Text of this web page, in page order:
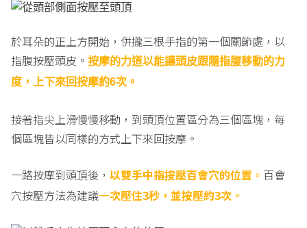
於耳朵的正上方開始，併攏三根手指的第一個關節處，以
指腹按壓頭皮。按摩的力道以能讓頭皮跟隨指腹移動的力
度，上下來回按摩約6次。
接著指尖上滑慢慢移動，到頭頂位置區分為三個區塊，每
個區塊皆以同樣的方式上下來回按摩。
一路按摩到頭頂後，以雙手中指按壓百會穴的位置 。 百會
穴按壓方法為建議一次壓住3秒，並按壓約3次。